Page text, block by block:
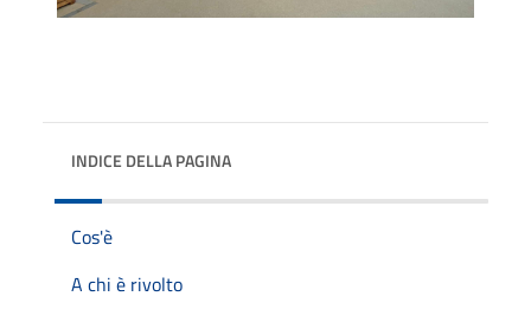
INDICE DELLA PAGINA
Cos'è
A chi è rivolto